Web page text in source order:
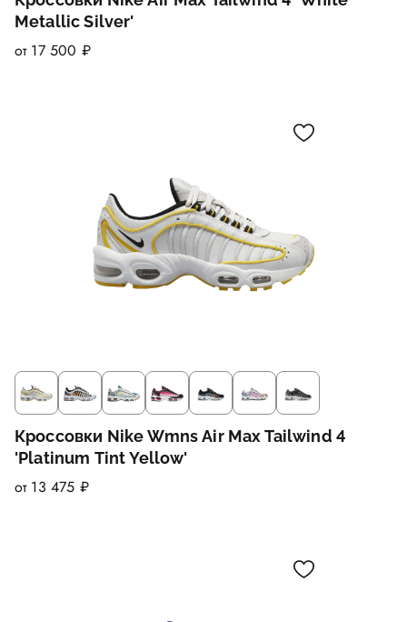
Metallic Silver'
от 17 500 ₽
Кроссовки Nike Wmns Air Max Tailwind 4
'Platinum Tint Yellow'
от 13 475 ₽